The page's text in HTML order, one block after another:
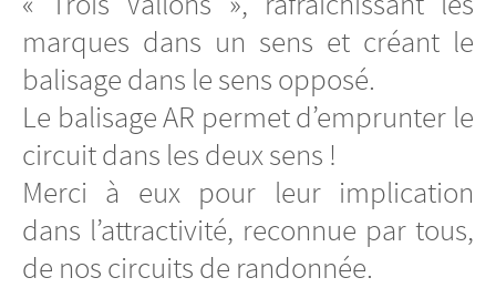
marques dans un sens et créant le
balisage dans le sens opposé.
Le balisage AR permet d’emprunter le
circuit dans les deux sens !
Merci à eux pour leur implication
dans l’attractivité, reconnue par tous,
de nos circuits de randonnée.